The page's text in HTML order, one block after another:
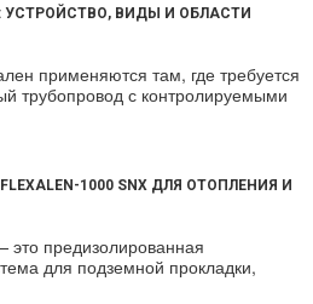
ВИДЫ И ОБЛАСТИ
применяются там, где требуется
трубопровод с контролируемыми
1000 SNX ДЛЯ ОТОПЛЕНИЯ И
предизолированная
для подземной прокладки,